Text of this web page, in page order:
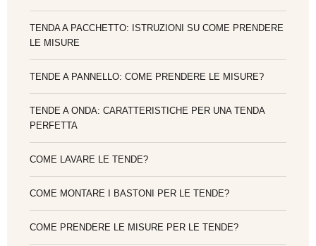
TENDA A PACCHETTO: ISTRUZIONI SU COME PRENDERE
LE MISURE
TENDE A PANNELLO: COME PRENDERE LE MISURE?
TENDE A ONDA: CARATTERISTICHE PER UNA TENDA
PERFETTA
COME LAVARE LE TENDE?
COME MONTARE I BASTONI PER LE TENDE?
COME PRENDERE LE MISURE PER LE TENDE?